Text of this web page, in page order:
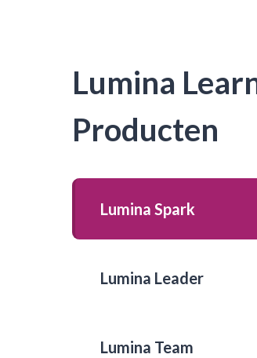
Lumina
Producten
Lumina Spark
Lumina Leader
Lumina Team